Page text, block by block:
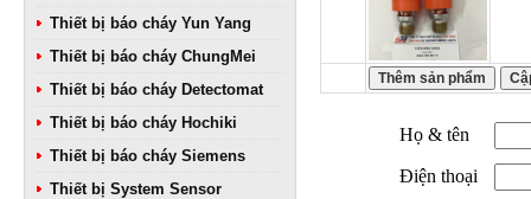
Thiết bị báo cháy Yun Yang
Thiết bị báo cháy ChungMei
Thiết bị báo cháy Detectomat
Thiết bị báo cháy Hochiki
Thiết bị báo cháy Siemens
Thiết bị System Sensor
Họ & tên
Điện thoại